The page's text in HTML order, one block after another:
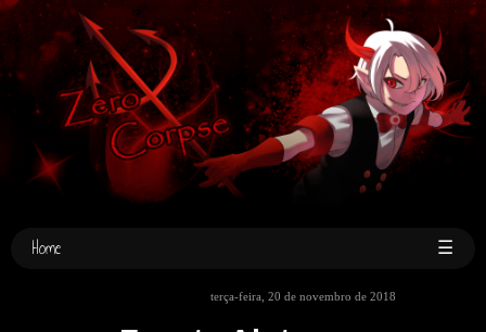
Home ☰
terça-feira, 20 de novembro de 2018